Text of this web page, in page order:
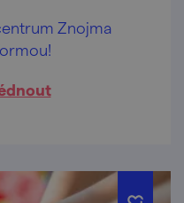
Znojma